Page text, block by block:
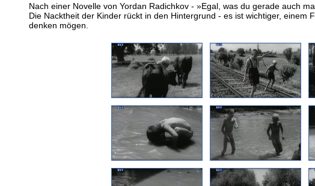
Nach einer Novelle von Yordan Radichkov - »Egal, was du gerade auch
Die Nacktheit der Kinder rückt in den Hintergrund - es ist wichtiger,
denken mögen.